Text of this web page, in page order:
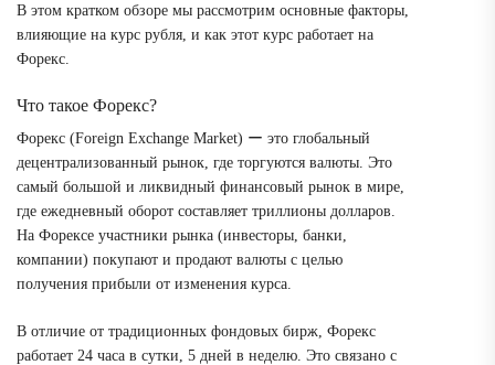
В этом кратком обзоре мы рассмотрим основные факторы,
влияющие на курс рубля, и как этот курс работает на
Форекс.
Что такое Форекс?
Форекс (Foreign Exchange Market) ー это глобальный
децентрализованный рынок, где торгуются валюты. Это
самый большой и ликвидный финансовый рынок в мире,
где ежедневный оборот составляет триллионы долларов.
На Форексе участники рынка (инвесторы, банки,
компании) покупают и продают валюты с целью
получения прибыли от изменения курса.
В отличие от традиционных фондовых бирж, Форекс
работает 24 часа в сутки, 5 дней в неделю. Это связано с